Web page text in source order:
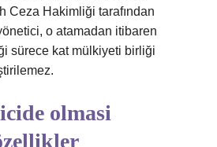
Ceza Hakimliği tarafından
o atamadan itibaren
sürece kat mülkiyeti birliği
olmasi